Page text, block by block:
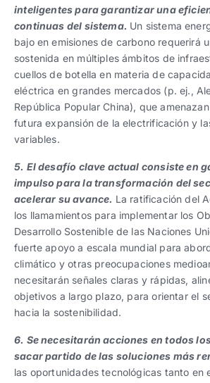
inteligentes para garantizar una
continuas del sistema. Un sistema
bajo en emisiones de carbono requerirá
sostenida en múltiples ámbitos de
cuellos de botella en materia de
eléctrica en grandes mercados (p. ej.,
República Popular China), que
futura expansión de la electrificación y
variables.
5. El desafío clave actual consiste en
impulso para la transformación del
acelerar su avance. La ratificación del
los llamamientos para implementar los
Desarrollo Sostenible de las Naciones
fuerte apoyo a escala mundial para
climático y otras preocupaciones
necesitarán señales claras y rápidas,
objetivos a largo plazo, para orientar el
hacia la sostenibilidad.
6. Se necesitarán acciones en todos
sacar partido de las soluciones más
las oportunidades tecnológicas tanto en